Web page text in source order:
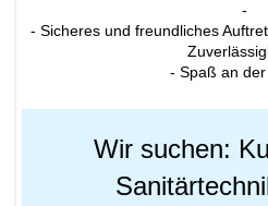
-
- Sicheres und freundliches
- Spaß an der
Wir suchen: